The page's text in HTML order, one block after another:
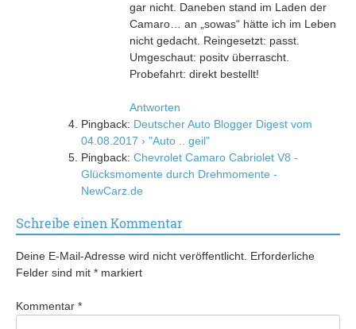
gar nicht. Daneben stand im Laden der
Camaro… an „sowas“ hätte ich im Leben
nicht gedacht. Reingesetzt: passt.
Umgeschaut: positv überrascht.
Probefahrt: direkt bestellt!
Antworten
Pingback: Deutscher Auto Blogger Digest vom
04.08.2017 › "Auto .. geil"
Pingback: Chevrolet Camaro Cabriolet V8 -
Glücksmomente durch Drehmomente -
NewCarz.de
Schreibe einen Kommentar
Deine E-Mail-Adresse wird nicht veröffentlicht. Erforderliche
Felder sind mit * markiert
Kommentar *